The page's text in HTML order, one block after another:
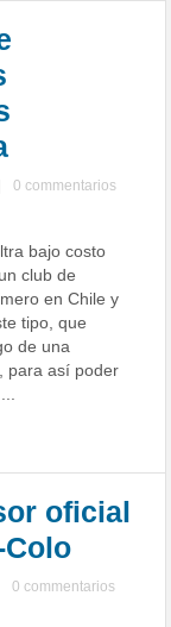
0 commentarios
bajo costo
club de
en Chile y
tipo, que
de una
para así poder
oficial
0 commentarios